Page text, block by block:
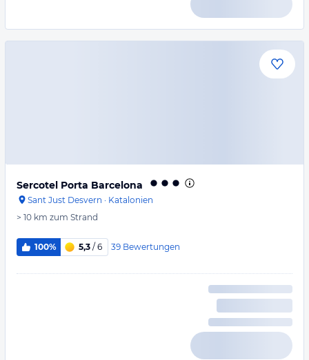
Sercotel Porta Barcelona
Sant Just Desvern · Katalonien
> 10 km zum Strand
100% 5,3 / 6 39 Bewertungen